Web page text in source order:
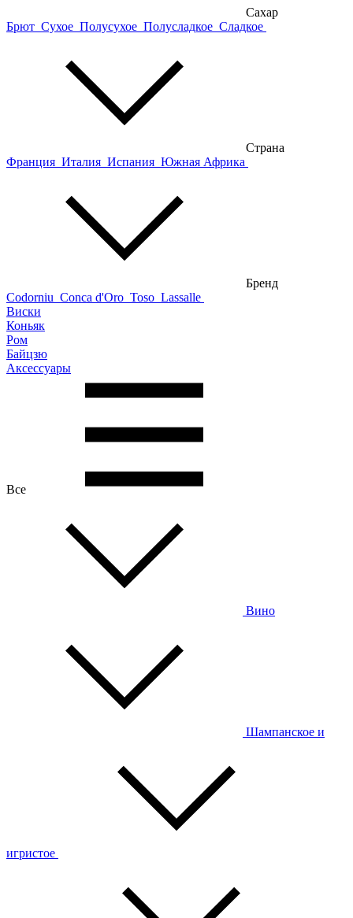
Сахар
Брют Сухое Полусухое Полусладкое Сладкое
Страна
Франция Италия Испания Южная Африка
Бренд
Codorniu Conca d'Oro Toso Lassalle
Виски
Коньяк
Ром
Байцзю
Аксессуары
Все
Вино
Шампанское и
игристое